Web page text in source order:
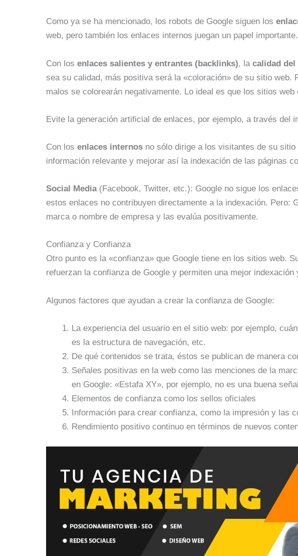
Como ya se ha mencionado, los robots de Google siguen los
web, pero también los enlaces internos juegan un papel importante.
Con los enlaces salientes y entrantes (backlinks), la calidad del
sea su calidad, más positiva será la «coloración» de su sitio
malos se colorearán negativamente. Lo ideal es que los sitios
Evite la generación artificial de enlaces, por ejemplo, a través del
Con los enlaces internos no sólo dirige a los visitantes de su
información relevante y mejorar así la indexación de las páginas
Social Media(Facebook, Twitter, etc.): Google no sigue los
estos enlaces no contribuyen directamente a la indexación. Pero:
marca o nombre de empresa y las evalúa positivamente.
Confianza y Confianza
Otro punto es la «confianza» que Google tiene en los sitios web.
refuerzan la confianza de Google y permiten una mejor
Algunos factores que ayudan a crear la confianza de Google:
La experiencia del usuario en el sitio web: por ejemplo,
es la estructura de navegación, etc.
De qué contenidos se trata, éstos se publican de manera
Señales positivas en la web como las menciones de la
en Google: «Estafa XY», por ejemplo, no es una buena
Elementos de confianza como los sellos oficiales
Información para crear confianza, como la impresión y las
Rendimiento positivo continuo en términos de nuevos